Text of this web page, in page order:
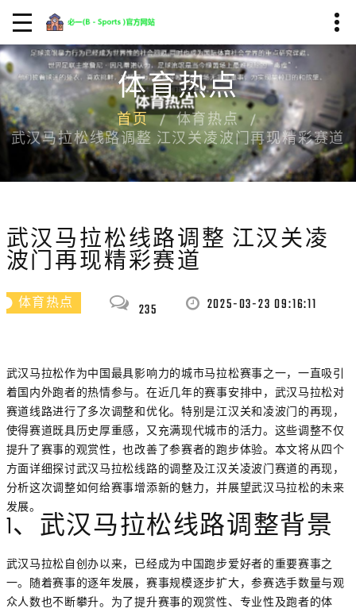
体育热点
首页
体育热点
武汉马拉松线路调整 江汉关凌波门再现精彩赛道
武汉马拉松线路调整 江汉关凌
波门再现精彩赛道
体育热点 235 2025-03-23 09:16:11
武汉马拉松作为中国最具影响力的城市马拉松赛事之一，一直吸引
着国内外跑者的热情参与。在近几年的赛事安排中，武汉马拉松对
赛道线路进行了多次调整和优化。特别是江汉关和凌波门的再现，
使得赛道既具历史厚重感，又充满现代城市的活力。这些调整不仅
提升了赛事的观赏性，也改善了参赛者的跑步体验。本文将从四个
方面详细探讨武汉马拉松线路的调整及江汉关凌波门赛道的再现，
分析这次调整如何给赛事增添新的魅力，并展望武汉马拉松的未来
发展。
1、武汉马拉松线路调整背景
武汉马拉松自创办以来，已经成为中国跑步爱好者的重要赛事之
一。随着赛事的逐年发展，赛事规模逐步扩大，参赛选手数量与观
众人数也不断攀升。为了提升赛事的观赏性、专业性及跑者的体